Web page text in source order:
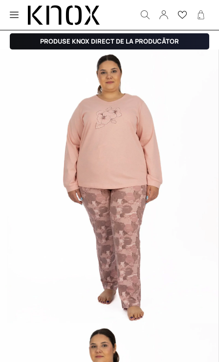
PRODUSE KNOX DIRECT DE LA PRODUCĂTOR